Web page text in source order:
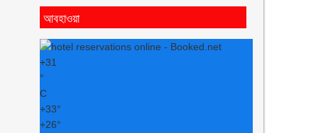
আবহাওয়া
+31
°
C
+33°
+26°